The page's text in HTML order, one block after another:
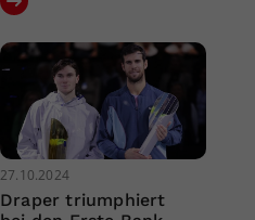
27.10.2024
Draper triumphiert